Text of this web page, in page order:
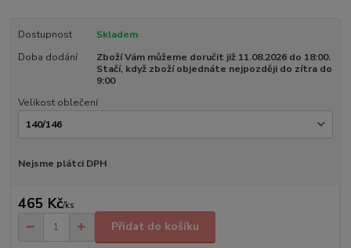
Dostupnost
Skladem
Doba dodání
Zboží Vám můžeme doručit již 11.08.2026 do 18:00.
Stačí, když zboží objednáte nejpozději do zítra do
9:00
Velikost oblečení
Nejsme plátci DPH
465 Kč/ks
Přidat do košíku